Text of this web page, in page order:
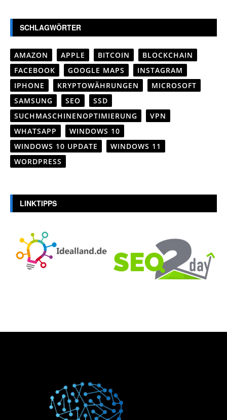
SCHLAGWÖRTER
AMAZON APPLE BITCOIN
BLOCKCHAIN
FACEBOOK
GOOGLE MAPS
INSTAGRAM
IPHONE
KRYPTOWÄHRUNGEN
MICROSOFT
SAMSUNG
SEO
SSD
SUCHMASCHINENOPTIMIERUNG
VPN
WHATSAPP
WINDOWS 10
WINDOWS 10 UPDATE
WINDOWS 11
WORDPRESS
LINKTIPPS